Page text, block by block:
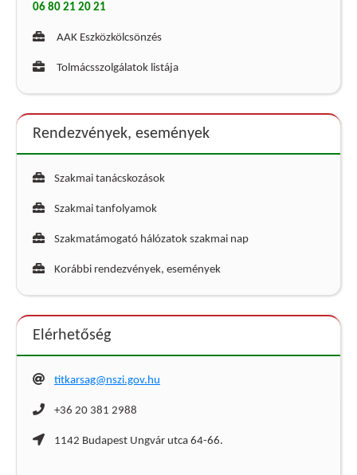
06 80 21 20 21
AAK Eszközkölcsönzés
Tolmácsszolgálatok listája
Rendezvények, események
Szakmai tanácskozások
Szakmai tanfolyamok
Szakmatámogató hálózatok szakmai nap
Korábbi rendezvények, események
Elérhetőség
titkarsag@nszi.gov.hu
+36 20 381 2988
1142 Budapest Ungvár utca 64-66.